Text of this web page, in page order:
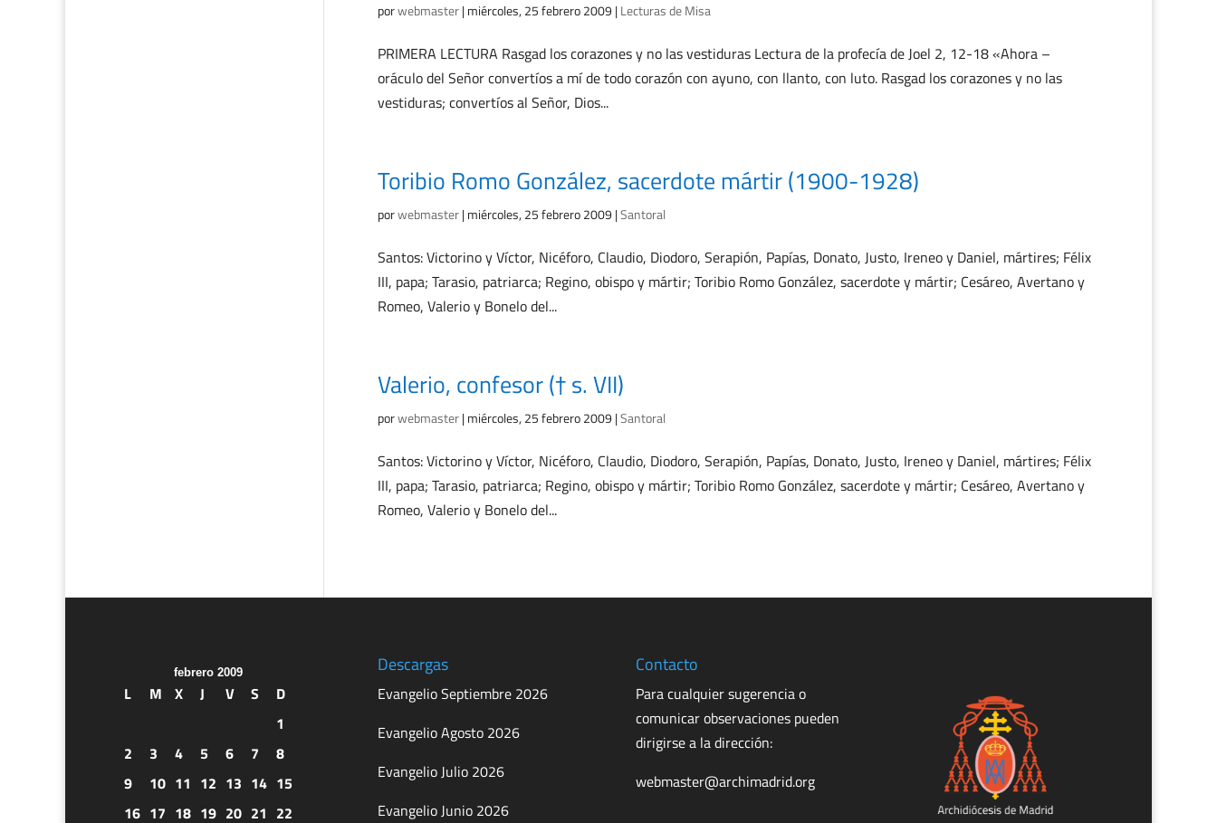
porwebmaster|miércoles, 25 febrero 2009|Lecturas de Misa
PRIMERA LECTURA Rasgad los corazones y no las vestiduras Lectura de la profecía de Joel 2, 12-18 «Ahora –
oráculo del Señor convertíos a mí de todo corazón con ayuno, con llanto, con luto. Rasgad los corazones y no las
vestiduras; convertíos al Señor, Dios...
Toribio Romo González, sacerdote mártir (1900-1928)
porwebmaster|miércoles, 25 febrero 2009|Santoral
Santos: Victorino y Víctor, Nicéforo, Claudio, Diodoro, Serapión, Papías, Donato, Justo, Ireneo y Daniel, mártires; Félix
III, papa; Tarasio, patriarca; Regino, obispo y mártir; Toribio Romo González, sacerdote y mártir; Cesáreo, Avertano y
Romeo, Valerio y Bonelo del...
Valerio, confesor († s. VII)
porwebmaster|miércoles, 25 febrero 2009|Santoral
Santos: Victorino y Víctor, Nicéforo, Claudio, Diodoro, Serapión, Papías, Donato, Justo, Ireneo y Daniel, mártires; Félix
III, papa; Tarasio, patriarca; Regino, obispo y mártir; Toribio Romo González, sacerdote y mártir; Cesáreo, Avertano y
Romeo, Valerio y Bonelo del...
febrero 2009
L M X J V S
D
1
2
3 4 5 6 7
8
9
10 11 12 13 14 15
16 17 18 19 20 21 22
Descargas
Evangelio Septiembre 2026
Evangelio Agosto 2026
Evangelio Julio 2026
Evangelio Junio 2026
Contacto
Para cualquier sugerencia o
comunicar observaciones pueden
dirigirse a la dirección:
webmaster@archimadrid.org